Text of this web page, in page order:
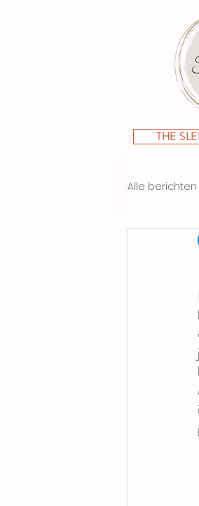
THE
Alle berichten